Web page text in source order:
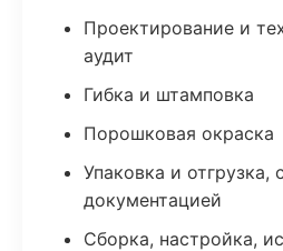
Проектирование и
аудит
Гибка и штамповка
Порошковая окраска
Упаковка и
документацией
Сборка, настройка,